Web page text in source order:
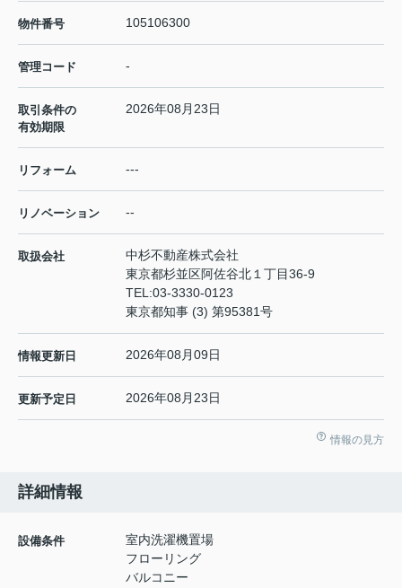
物件番号 105106300
管理コード -
取引条件の
有効期限
2026年08月23日
リフォーム ---
リノベーション --
取扱会社
中杉不動産株式会社
東京都杉並区阿佐谷北１丁目36-9
TEL:03-3330-0123
東京都知事 (3) 第95381号
情報更新日 2026年08月09日
更新予定日 2026年08月23日
情報の見方
詳細情報
設備条件
室内洗濯機置場
フローリング
バルコニー